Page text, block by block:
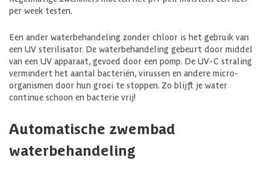
per week testen.
Een ander waterbehandeling zonder chloor is het gebruik van
een UV sterilisator. De waterbehandeling gebeurt door middel
van een UV apparaat, gevoed door een pomp. De UV-C straling
vermindert het aantal bacteriën, virussen en andere micro-
organismen door hun groei te stoppen. Zo blijft je water
continue schoon en bacterie vrij!
Automatische zwembad
waterbehandeling